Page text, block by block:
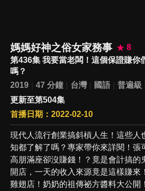
媽媽好神之俗女家務事
8
第436集 我要當老闆！這個保證賺你
嗎？
2019
47 分鐘 台灣 國語
普遍級
更新至第504集
首播日期：2022-02-10
現代人流行創業搞斜槓人生！這些人
知都了解了嗎？專家帶你來詳閱！張
高朋滿座卻沒賺錢！？竟是會計搞的
開店，一天的收入來源竟是這樣賺來
雞翅店！奶奶的祖傳祕方醬料大公開